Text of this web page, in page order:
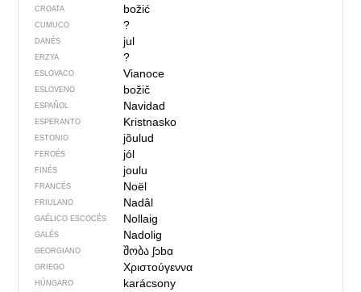
CROATA božić
CUMUCO ?
DANÉS jul
ERZYA ?
ESLOVACO Vianoce
ESLOVENO božič
ESPAÑOL Navidad
ESPERANTO Kristnasko
ESTONIO jõulud
FEROÉS jól
FINÉS joulu
FRANCÉS Noël
FRIULANO Nadâl
GAÉLICO ESCOCÉS Nollaig
GALÉS Nadolig
GEORGIANO შობა ʃɔbɑ
GRIEGO Χριστούγεννα
HÚNGARO karácsony